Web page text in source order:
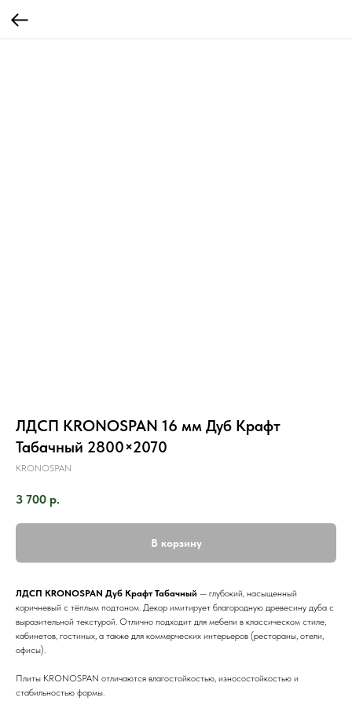
ЛДСП KRONOSPAN 16 мм Дуб Крафт
Табачный 2800×2070
KRONOSPAN
3 700 р.
В корзину
ЛДСП KRONOSPAN Дуб Крафт Табачный — глубокий, насыщенный
коричневый с тёплым подтоном. Декор имитирует благородную древесину дуба с
выразительной текстурой. Отлично подходит для мебели в классическом стиле,
кабинетов, гостиных, а также для коммерческих интерьеров (рестораны, отели,
офисы).
Плиты KRONOSPAN отличаются влагостойкостью, износостойкостью и
стабильностью формы.